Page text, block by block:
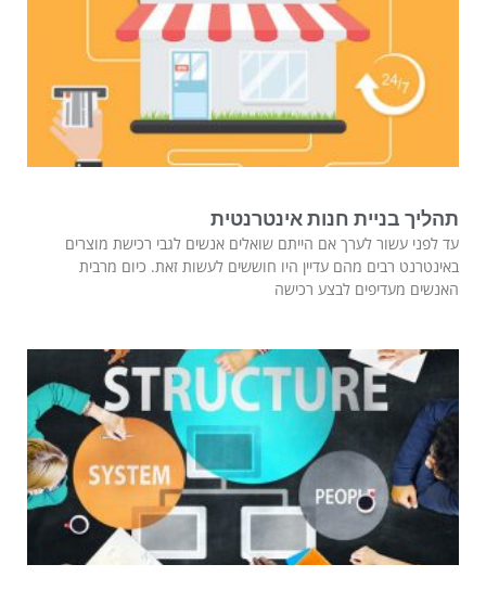
תהליך בניית חנות אינטרנטית
עד לפני עשור לערך אם הייתם שואלים אנשים לגבי רכישת מוצרים
באינטרנט רבים מהם עדיין היו חוששים לעשות זאת. כיום מרבית
האנשים מעדיפים לבצע רכישה